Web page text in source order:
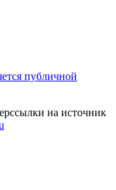
публичной
на источник